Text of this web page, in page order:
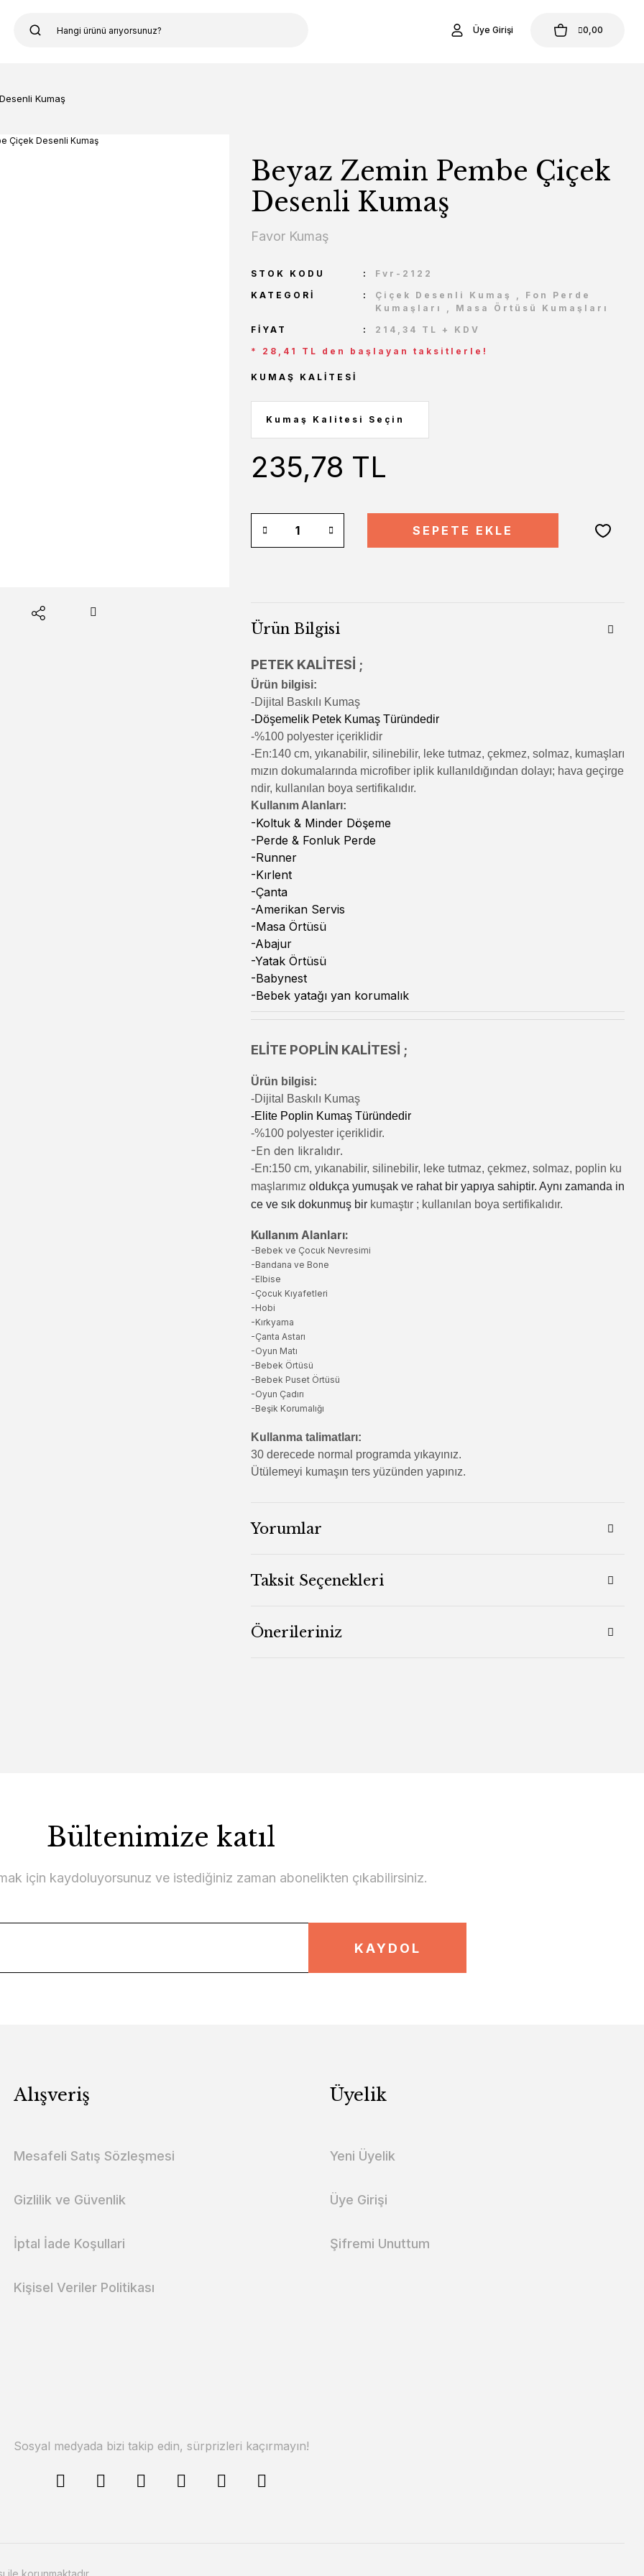
Üye Girişi 0,00
Kumaş
Beyaz Zemin Pembe Çiçek
Desenli Kumaş
Favor Kumaş
STOK KODU
Fvr-2122
KATEGORI
Çiçek Desenli Kumaş , Fon Perde
Kumaşları
, Masa Örtüsü Kumaşları
FIYAT
214,34 TL + KDV
* 28,41 TL den başlayan taksitlerle!
KUMAŞ KALITESI
235,78 TL
SEPETE EKLE
Ürün Bilgisi
PETEK KALİTESİ ;
Ürün bilgisi:
-Dijital Baskılı Kumaş
-Döşemelik Petek Kumaş Türündedir
-%100 polyester içeriklidir
-En:140 cm, yıkanabilir, silinebilir, leke tutmaz, çekmez, solmaz, kumaşları
mızın dokumalarında microfiber iplik kullanıldığından dolayı; hava geçirge
ndir, kullanılan boya sertifikalıdır.
Kullanım Alanları:
-Koltuk & Minder Döşeme
-Perde & Fonluk Perde
-Runner
-Kırlent
-Çanta
-Amerikan Servis
-Masa Örtüsü
-Abajur
-Yatak Örtüsü
-Babynest
-Bebek yatağı yan korumalık
ELİTE POPLİN KALİTESİ ;
Ürün bilgisi:
-Dijital Baskılı Kumaş
-Elite Poplin Kumaş Türündedir
-%100 polyester içeriklidir.
-En den likralıdır.
-En:150 cm, yıkanabilir, silinebilir, leke tutmaz, çekmez, solmaz, poplin ku
maşlarımız oldukça yumuşak ve rahat bir yapıya sahiptir. Aynı zamanda in
ce ve sık dokunmuş bir kumaştır ; kullanılan boya sertifikalıdır.
Kullanım Alanları:
-Bebek ve Çocuk Nevresimi
-Bandana ve Bone
-Elbise
-Çocuk Kıyafetleri
-Hobi
-Kırkyama
-Çanta Astarı
-Oyun Matı
-Bebek Örtüsü
-Bebek Puset Örtüsü
-Oyun Çadırı
-Beşik Korumalığı
Kullanma talimatları:
30 derecede normal programda yıkayınız.
Ütülemeyi kumaşın ters yüzünden yapınız.
Yorumlar
Taksit Seçenekleri
Önerileriniz
Bültenimize katıl
için kaydoluyorsunuz ve istediğiniz zaman abonelikten çıkabilirsiniz.
KAYDOL
Alışveriş
Mesafeli Satış Sözleşmesi
Gizlilik ve Güvenlik
İptal İade Koşullari
Kişisel Veriler Politikası
Üyelik
Yeni Üyelik
Üye Girişi
Şifremi Unuttum
Sosyal medyada bizi takip edin, sürprizleri kaçırmayın!
ile korunmaktadır.